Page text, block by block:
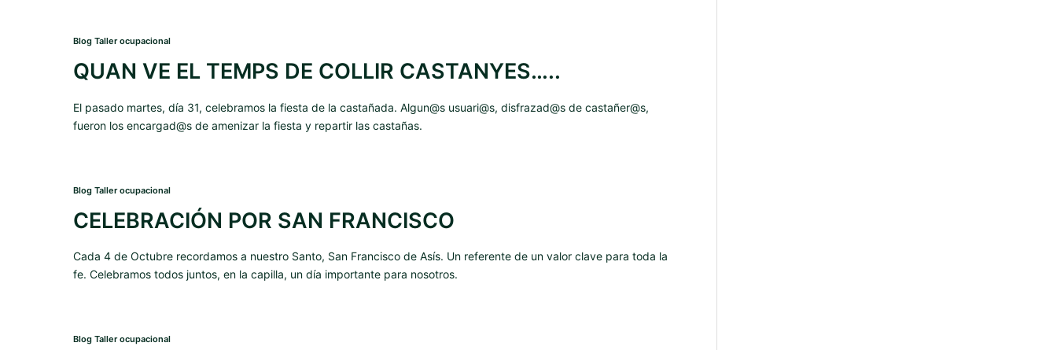
Blog Taller ocupacional
QUAN VE EL TEMPS DE COLLIR CASTANYES…..
El pasado martes, día 31, celebramos la fiesta de la castañada. Algun@s usuari@s, disfrazad@s de castañer@s,
fueron los encargad@s de amenizar la fiesta y repartir las castañas.
Blog Taller ocupacional
CELEBRACIÓN POR SAN FRANCISCO
Cada 4 de Octubre recordamos a nuestro Santo, San Francisco de Asís. Un referente de un valor clave para toda la
fe. Celebramos todos juntos, en la capilla, un día importante para nosotros.
Blog Taller ocupacional